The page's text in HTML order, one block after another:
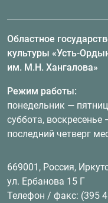
Областное
культуры «Усть-
им. М.Н. Хангалова»
Режим работы:
понедельник —
суббота,
последний четверг
669001, Россия,
ул. Ербанова 15 Г
Телефон / факс: (395